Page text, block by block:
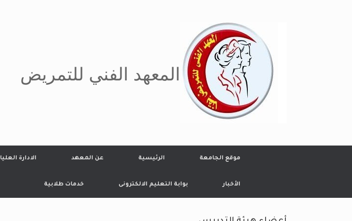
المعهد الفني للتمريض
موقع الجامعة الرئيسية عن المعهد الادارة العليا
الأخبار بوابة التعليم الالكترونى خدمات طلابية